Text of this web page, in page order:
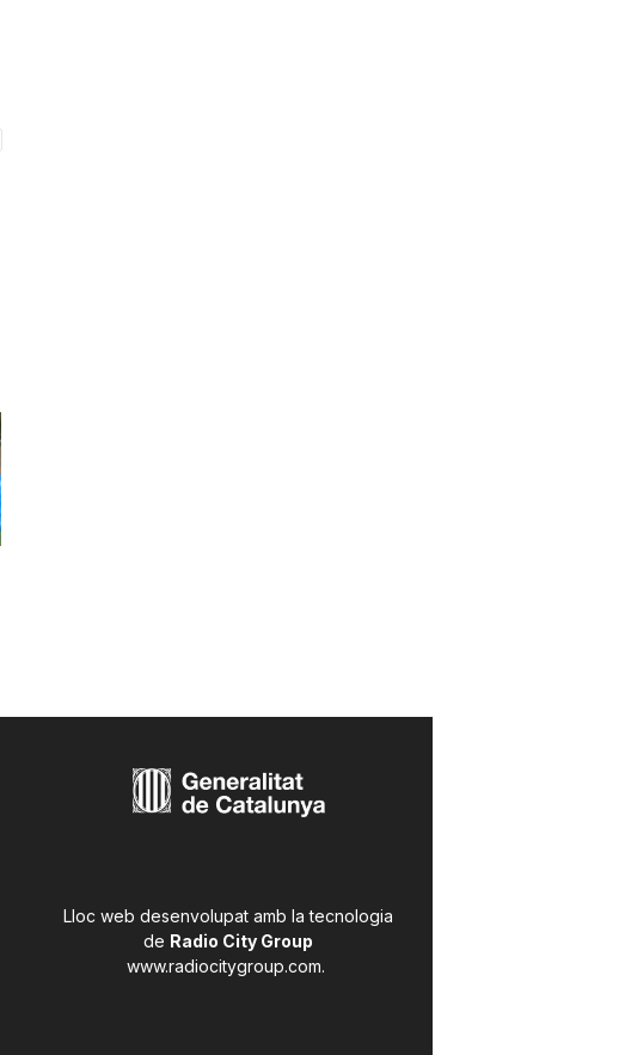
Lloc web desenvolupat amb la tecnologia
de Radio City Group
www.radiocitygroup.com.